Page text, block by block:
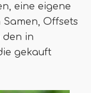
eine eigene
Offsets
den in
gekauft